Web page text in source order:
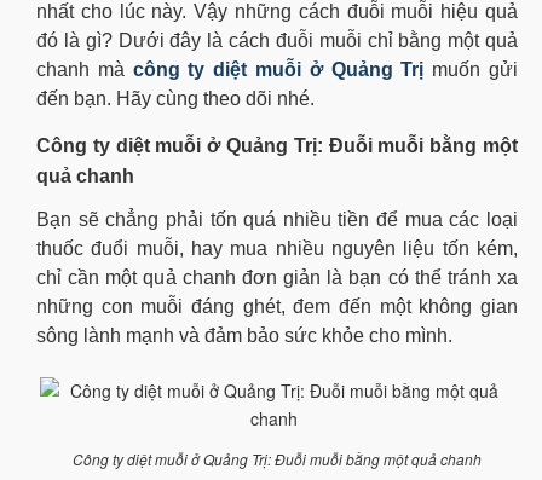
nhất cho lúc này. Vậy những cách đuỗi muỗi hiệu quả
đó là gì? Dưới đây là cách đuỗi muỗi chỉ bằng một quả
chanh mà công ty diệt muỗi ở Quảng Trị muốn gửi
đến bạn. Hãy cùng theo dõi nhé.
Công ty diệt muỗi ở Quảng Trị: Đuỗi muỗi bằng một
quả chanh
Bạn sẽ chẳng phải tốn quá nhiều tiền để mua các loại
thuốc đuổi muỗi, hay mua nhiều nguyên liệu tốn kém,
chỉ cần một quả chanh đơn giản là bạn có thể tránh xa
những con muỗi đáng ghét, đem đến một không gian
sông lành mạnh và đảm bảo sức khỏe cho mình.
Công ty diệt muỗi ở Quảng Trị: Đuỗi muỗi bằng một quả chanh